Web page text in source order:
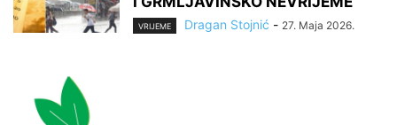
VRIJEME Dragan Stojnić - 27. Maja 2026.